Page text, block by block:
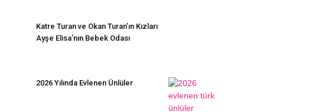
Katre Turan ve Okan Turan’ın Kızları
Ayşe Elisa’nın Bebek Odası
2026 Yılında Evlenen Ünlüler